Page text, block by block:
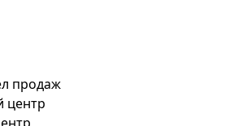
продаж
центр